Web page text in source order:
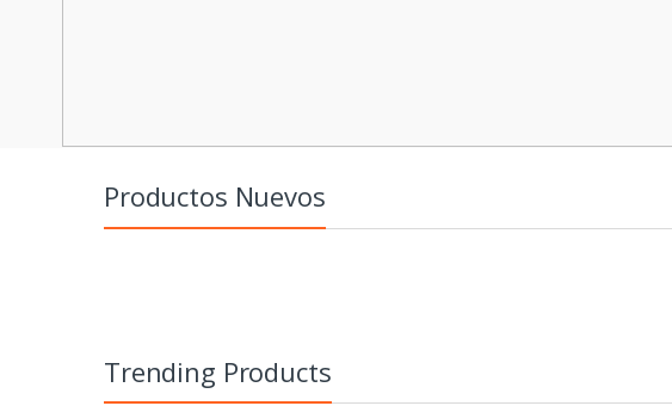
Productos Nuevos
Trending Products